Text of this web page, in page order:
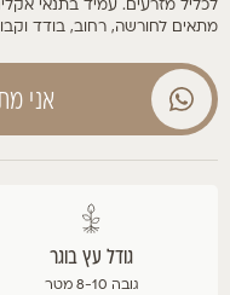
לכליל מזרעים. עמיד בתנאי
מתאים לחורשה, רחוב, בודד
אני
גודל עץ בוגר
גובה 8-10 מטר